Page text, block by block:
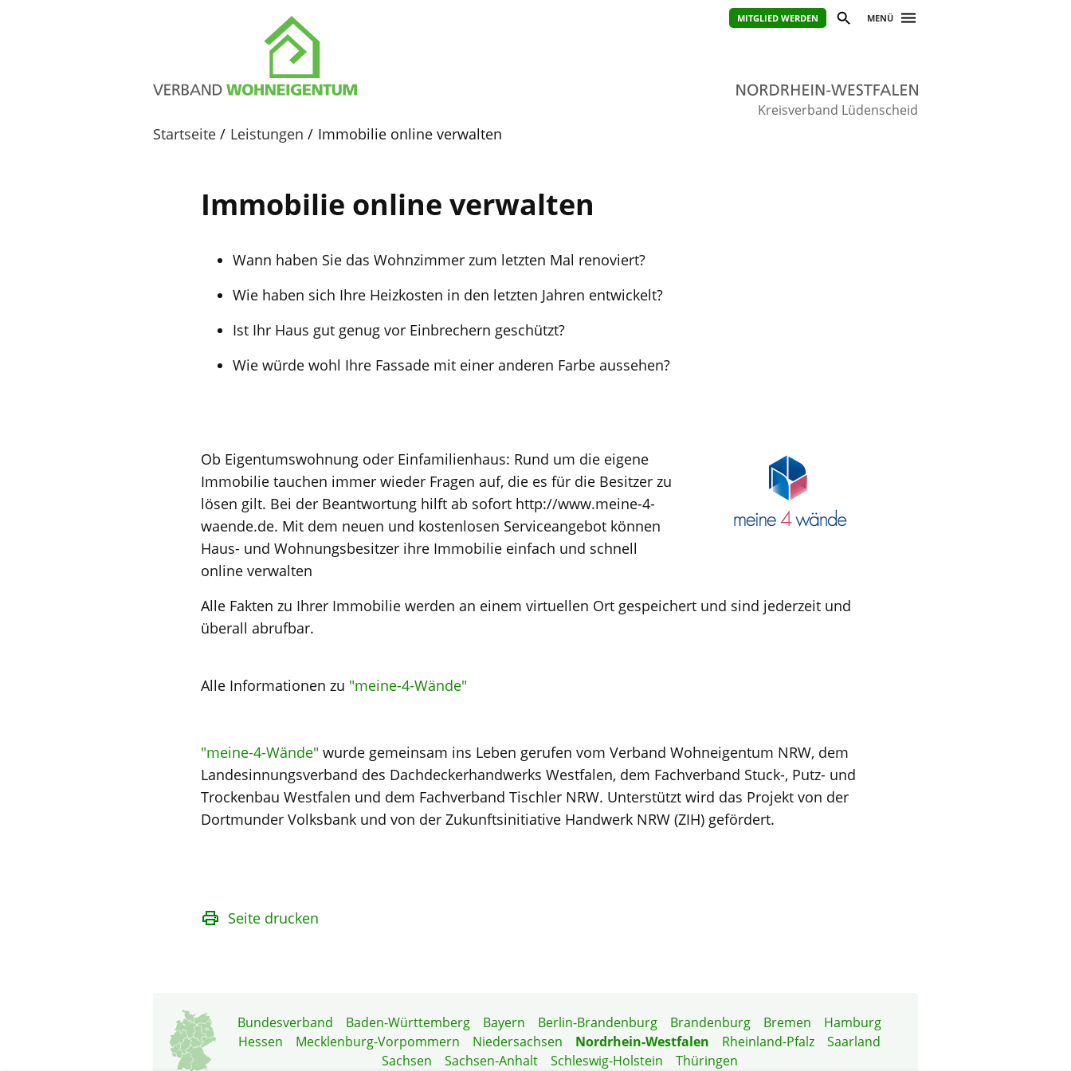
MITGLIED WERDEN MENÜ
Kreisverband Lüdenscheid
Startseite Leistungen Immobilie online verwalten
Immobilie online verwalten
Wann haben Sie das Wohnzimmer zum letzten Mal renoviert?
Wie haben sich Ihre Heizkosten in den letzten Jahren entwickelt?
Ist Ihr Haus gut genug vor Einbrechern geschützt?
Wie würde wohl Ihre Fassade mit einer anderen Farbe aussehen?
Ob Eigentumswohnung oder Einfamilienhaus: Rund um die eigene
Immobilie tauchen immer wieder Fragen auf, die es für die Besitzer zu
lösen gilt. Bei der Beantwortung hilft ab sofort http://www.meine-4-
waende.de. Mit dem neuen und kostenlosen Serviceangebot können
Haus- und Wohnungsbesitzer ihre Immobilie einfach und schnell
online verwalten
Alle Fakten zu Ihrer Immobilie werden an einem virtuellen Ort gespeichert und sind jederzeit und
überall abrufbar.
Alle Informationen zu "meine-4-Wände"
"meine-4-Wände" wurde gemeinsam ins Leben gerufen vom Verband Wohneigentum NRW, dem
Landesinnungsverband des Dachdeckerhandwerks Westfalen, dem Fachverband Stuck-, Putz- und
Trockenbau Westfalen und dem Fachverband Tischler NRW. Unterstützt wird das Projekt von der
Dortmunder Volksbank und von der Zukunftsinitiative Handwerk NRW (ZIH) gefördert.
Seite drucken
Bundesverband Baden-Württemberg Bayern Berlin-Brandenburg Brandenburg Bremen
Hamburg
Hessen
Mecklenburg-Vorpommern Niedersachsen Nordrhein-Westfalen Rheinland-Pfalz
Saarland
Sachsen
Sachsen-Anhalt Schleswig-Holstein Thüringen